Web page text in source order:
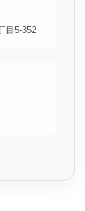
目5-352